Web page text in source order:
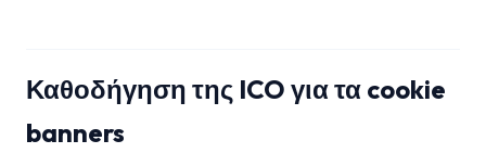
Καθοδήγηση της ICO για τα cookie
banners